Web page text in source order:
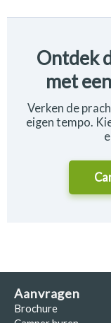
Ontdek
met
Verken de
eigen tempo.
Aanvragen
Brochure